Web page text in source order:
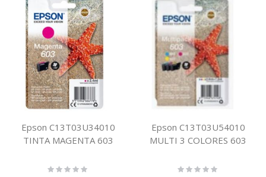
Epson C13T03U34010
TINTA MAGENTA 603
Rating:
Epson C13T03U54010
MULTI 3 COLORES 603
Rating: